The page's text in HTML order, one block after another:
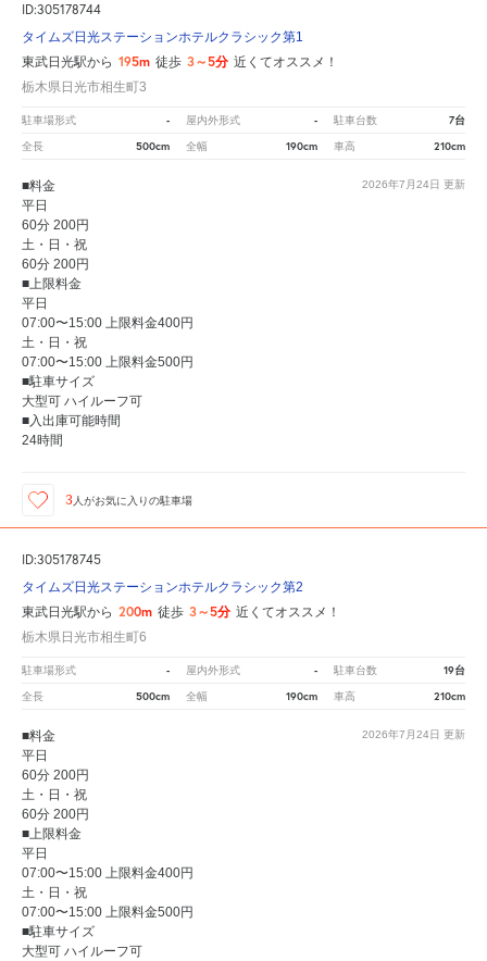
ID:305178744
タイムズ日光ステーションホテルクラシック第1
東武日光駅から 195m 徒歩 3～5分 近くてオススメ！
栃木県日光市相生町3
駐車場形式 - 屋内外形式 - 駐車台数 7台
全長 500cm 全幅 190cm 車高 210cm
2026年7月24日 更新
■料金
平日
60分 200円
土・日・祝
60分 200円
■上限料金
平日
07:00〜15:00 上限料金400円
土・日・祝
07:00〜15:00 上限料金500円
■駐車サイズ
大型可 ハイルーフ可
■入出庫可能時間
24時間
3人がお気に入りの駐車場
ID:305178745
タイムズ日光ステーションホテルクラシック第2
東武日光駅から 200m 徒歩 3～5分 近くてオススメ！
栃木県日光市相生町6
駐車場形式 - 屋内外形式 - 駐車台数 19台
全長 500cm 全幅 190cm 車高 210cm
2026年7月24日 更新
■料金
平日
60分 200円
土・日・祝
60分 200円
■上限料金
平日
07:00〜15:00 上限料金400円
土・日・祝
07:00〜15:00 上限料金500円
■駐車サイズ
大型可 ハイルーフ可